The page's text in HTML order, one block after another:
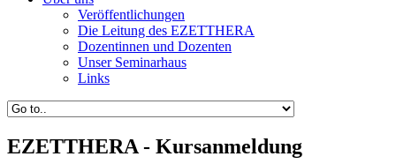
Veröffentlichungen
Die Leitung des EZETTHERA
Dozentinnen und Dozenten
Unser Seminarhaus
Links
EZETTHERA - Kursanmeldung